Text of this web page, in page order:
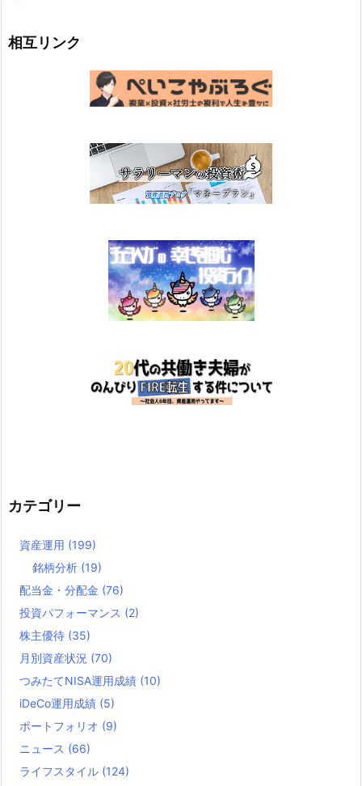
相互リンク
カテゴリー
資産運用 (199)
銘柄分析 (19)
配当金・分配金 (76)
投資パフォーマンス (2)
株主優待 (35)
月別資産状況 (70)
つみたてNISA運用成績 (10)
iDeCo運用成績 (5)
ポートフォリオ (9)
ニュース (66)
ライフスタイル (124)